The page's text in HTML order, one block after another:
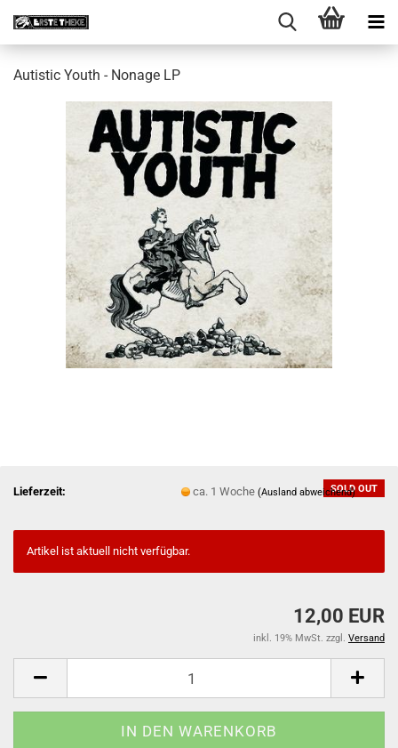
Autistic Youth - Nonage LP
SOLD OUT
Lieferzeit: ca. 1 Woche(Ausland abweichend)
Artikel ist aktuell nicht verfügbar.
12,00 EUR
inkl. 19% MwSt. zzgl. Versand